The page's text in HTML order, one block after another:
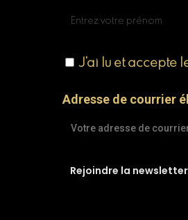
J'ai lu et accepte
Adresse de courrier